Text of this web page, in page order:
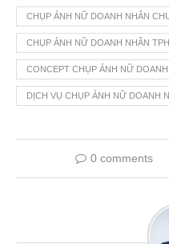
CHỤP ẢNH NỮ DOANH NHÂN
CHỤP ẢNH NỮ DOANH NHÂN
CONCEPT CHỤP ẢNH NỮ DOANH
DỊCH VỤ CHỤP ẢNH NỮ DOANH
0 comments